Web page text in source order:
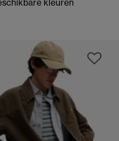
kleuren